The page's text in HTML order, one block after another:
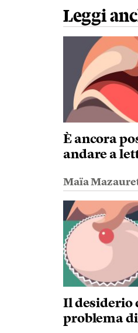
Leggi
È ancora
andare a
Maïa
Il desiderio
problema